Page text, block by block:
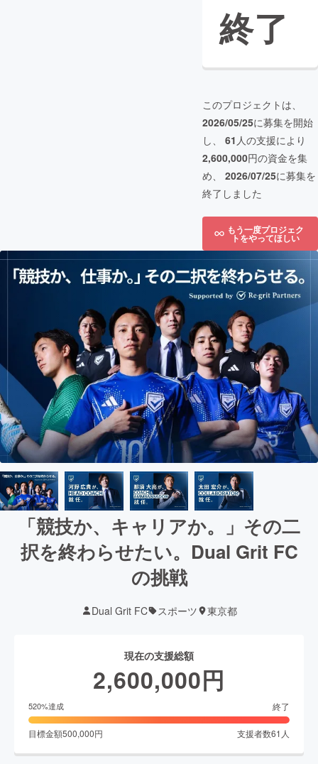
終了
このプロジェクトは、
2026/05/25に募集を開始
し、 61 人の支援により
2,600,000円の資金を集
め、 2026/07/25に募集を
終了しました
もう一度プロジェク
トをやってほしい
「競技か、キャリアか。」その二
択を終わらせたい。Dual Grit FC
の挑戦
Dual Grit FC スポーツ 東京都
現在の支援総額
2,600,000円
520%達成 終了
目標金額500,000円 支援者数61 人